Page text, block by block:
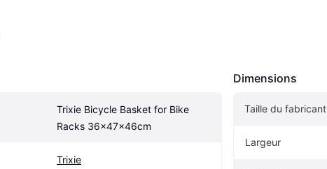
Trixie Bicycle Basket for Bike
Racks 36x47x46cm
Trixie
Dimensions
Taille du fabricant
Largeur